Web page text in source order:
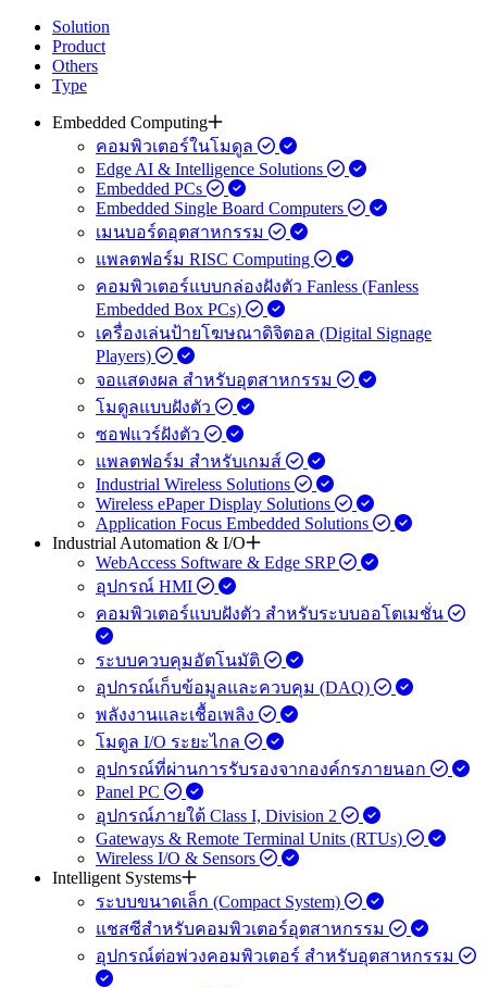
Solution
Product
Others
Type
Embedded Computing
คอมพิวเตอร์ในโมดูล
Edge AI & Intelligence Solutions
Embedded PCs
Embedded Single Board Computers
เมนบอร์ดอุตสาหกรรม
แพลตฟอร์ม RISC Computing
คอมพิวเตอร์แบบกล่องฝังตัว Fanless (Fanless
Embedded Box PCs)
เครื่องเล่นป้ายโฆษณาดิจิตอล (Digital Signage
Players)
จอแสดงผล สำหรับอุตสาหกรรม
โมดูลแบบฝังตัว
ซอฟแวร์ฝังตัว
แพลตฟอร์ม สำหรับเกมส์
Industrial Wireless Solutions
Wireless ePaper Display Solutions
Application Focus Embedded Solutions
Industrial Automation & I/O
WebAccess Software & Edge SRP
อุปกรณ์ HMI
คอมพิวเตอร์แบบฝังตัว สำหรับระบบออโตเมชั่น
ระบบควบคุมอัตโนมัติ
อุปกรณ์เก็บข้อมูลและควบคุม (DAQ)
พลังงานและเชื้อเพลิง
โมดูล I/O ระยะไกล
อุปกรณ์ที่ผ่านการรับรองจากองค์กรภายนอก
Panel PC
อุปกรณ์ภายใต้ Class I, Division 2
Gateways & Remote Terminal Units (RTUs)
Wireless I/O & Sensors
Intelligent Systems
ระบบขนาดเล็ก (Compact System)
แชสซีสำหรับคอมพิวเตอร์อุตสาหกรรม
อุปกรณ์ต่อพ่วงคอมพิวเตอร์ สำหรับอุตสาหกรรม